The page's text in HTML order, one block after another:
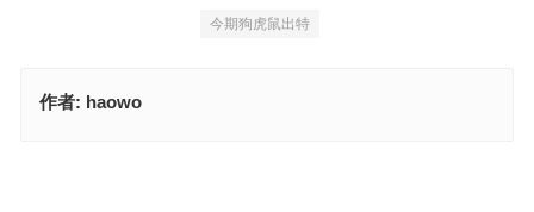
今期狗虎鼠出特
作者: haowo